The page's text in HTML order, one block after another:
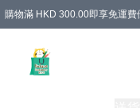
購物滿 HKD 300.00即享免運